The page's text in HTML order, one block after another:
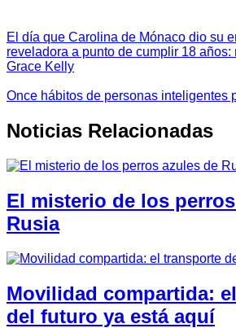
El día que Carolina de Mónaco dio su
reveladora a punto de cumplir 18 años:
Grace Kelly
Once hábitos de personas inteligentes
Noticias Relacionadas
El misterio de los
Rusia
Movilidad compartida:
del futuro ya está aquí